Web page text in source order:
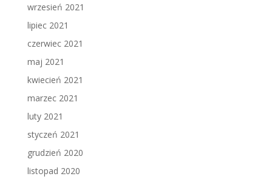
wrzesień 2021
lipiec 2021
czerwiec 2021
maj 2021
kwiecień 2021
marzec 2021
luty 2021
styczeń 2021
grudzień 2020
listopad 2020